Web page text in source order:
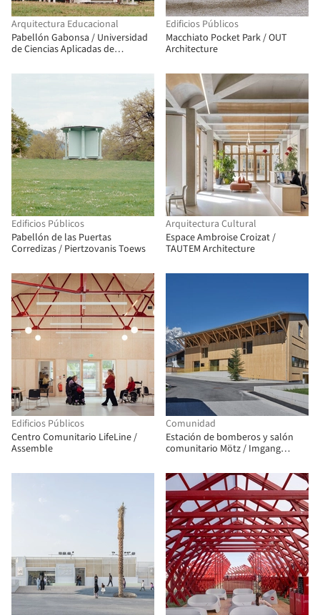
Arquitectura Educacional
Pabellón Gabonsa / Universidad
de Ciencias Aplicadas de
Edificios Públicos
Macchiato Pocket Park / OUT
Architecture
Edificios Públicos
Pabellón de las Puertas
Corredizas / Piertzovanis Toews
Arquitectura Cultural
Espace Ambroise Croizat /
TAUTEM Architecture
Edificios Públicos
Centro Comunitario LifeLine /
Assemble
Comunidad
Estación de bomberos y salón
comunitario Mötz / Imgang